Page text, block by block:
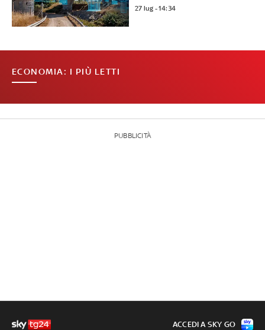
27 lug - 14:34
ECONOMIA: I PIÙ LETTI
PUBBLICITÀ
ACCEDI A SKY GO